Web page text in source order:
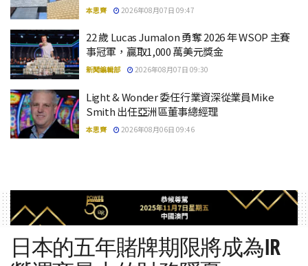
本思齊 2026年08月07日 09:47
22 歲 Lucas Jumalon 勇奪 2026 年 WSOP 主賽
事冠軍，贏取1,000 萬美元獎金
新聞編輯部 2026年08月07日 09:30
Light & Wonder 委任行業資深從業員Mike
Smith 出任亞洲區董事總經理
本思齊 2026年08月06日 09:46
日本的五年賭牌期限將成為IR